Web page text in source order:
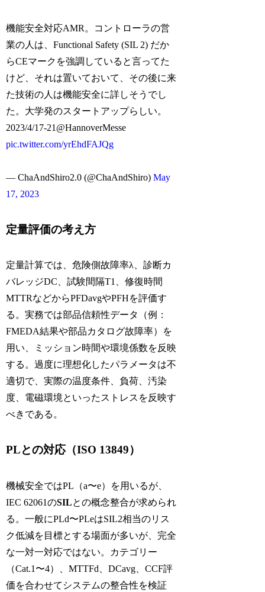
機能安全対応AMR。コントローラの営
業の人は、Functional Safety (SIL 2) だか
らCEマークを強調していると言ってた
けど、それは置いておいて、その後に来
た技術の人は機能安全に詳しそうでし
た。大学発のスタートアップらしい。
2023/4/17-21@HannoverMesse
pic.twitter.com/yrEhdFAJQg
— ChaAndShiro2.0 (@ChaAndShiro)May
17, 2023
定量評価の考え方
定量計算では、危険側故障率λ、診断カ
バレッジDC、試験間隔T1、修復時間
MTTRなどからPFDavgやPFHを評価す
る。実務では部品信頼性データ（例：
FMEDA結果や部品カタログ故障率）を
用い、ミッション時間や環境係数を反映
する。過度に理想化したパラメータは不
適切で、実際の温度条件、負荷、汚染
度、電磁環境といったストレスを反映す
べきである。
PLとの対応（ISO 13849）
機械安全ではPL（a〜e）を用いるが、
IEC 62061のSILとの概念整合が求められ
る。一般にPLd〜PLeはSIL2相当のリス
ク低減を目標とする場面が多いが、完全
な一対一対応ではない。カテゴリー
（Cat.1〜4）、MTTFd、DCavg、CCF評
価を合わせてシステムの整合性を検証